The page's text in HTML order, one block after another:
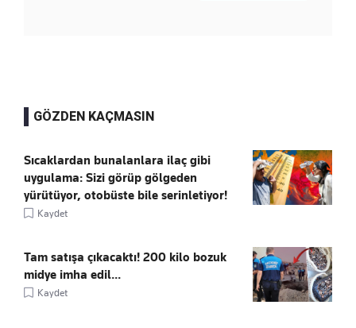
GÖZDEN KAÇMASIN
Sıcaklardan bunalanlara ilaç gibi
uygulama: Sizi görüp gölgeden
yürütüyor, otobüste bile serinletiyor!
Kaydet
Tam satışa çıkacaktı! 200 kilo bozuk
midye imha edil...
Kaydet